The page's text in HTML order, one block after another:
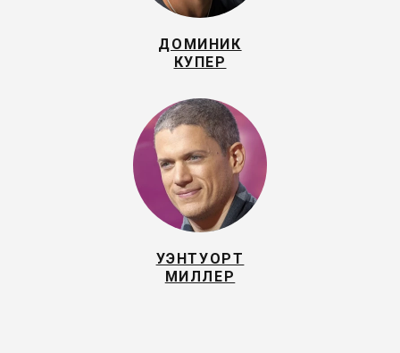
ДОМИНИК
КУПЕР
УЭНТУОРТ
МИЛЛЕР